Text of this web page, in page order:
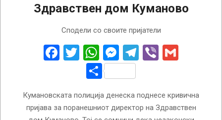
Здравствен дом Куманово
Сподели со своите пријатели
Facebook
Twitter
WhatsApp
Messenger
Telegram
Viber
Share
Кумановската полиција денеска поднесе кривична
пријава за поранешниот директор на Здравствен